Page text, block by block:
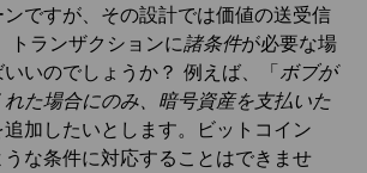
ですが、その設計では価値の送受信
トランザクションに諸条件が必要な場
いのでしょうか？ 例えば、「ボブが
た場合にのみ、暗号資産を支払いた
加したいとします。ビットコイン
な条件に対応することはできませ